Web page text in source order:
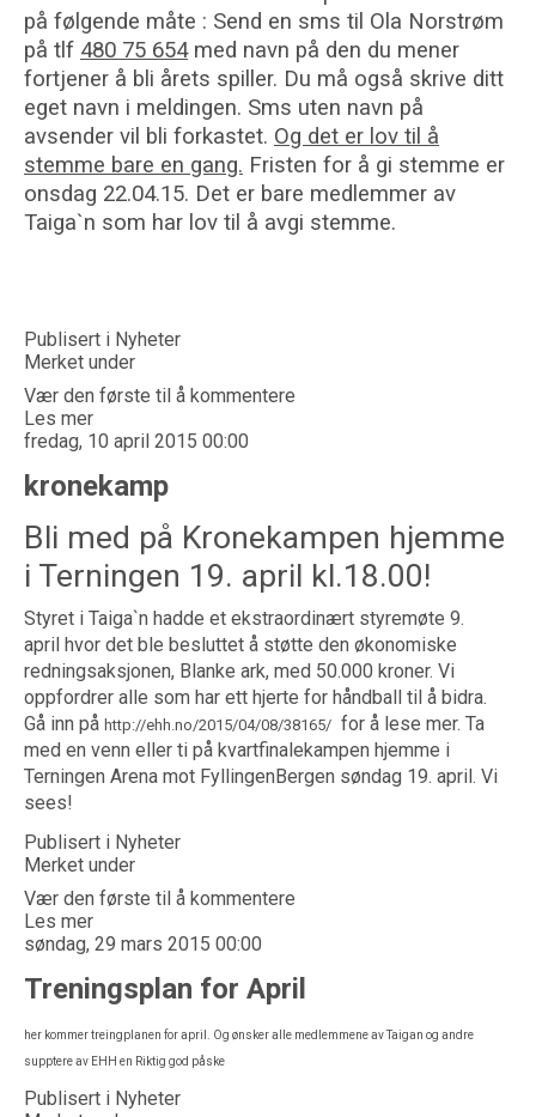
på følgende måte : Send en sms til Ola Norstrøm
på tlf 480 75 654med navn på den du mener
fortjener å bli årets spiller. Du må også skrive ditt
eget navn i meldingen. Sms uten navn på
avsender vil bli forkastet. Og det er lov til å
stemme bare en gang. Fristen for å gi stemme er
onsdag 22.04.15. Det er bare medlemmer av
Taiga`n som har lov til å avgi stemme.
Publisert i Nyheter
Merket under
Vær den første til å kommentere
Les mer
fredag, 10 april 2015 00:00
kronekamp
Bli med på Kronekampen hjemme
i Terningen 19. april kl.18.00!
Styret i Taiga`n hadde et ekstraordinært styremøte 9.
april hvor det ble besluttet å støtte den økonomiske
redningsaksjonen, Blanke ark, med 50.000 kroner. Vi
oppfordrer alle som har ett hjerte for håndball til å bidra.
Gå inn på http://ehh.no/2015/04/08/38165/ for å lese mer. Ta
med en venn eller ti på kvartfinalekampen hjemme i
Terningen Arena mot FyllingenBergen søndag 19. april. Vi
sees!
Publisert i Nyheter
Merket under
Vær den første til å kommentere
Les mer
søndag, 29 mars 2015 00:00
Treningsplan for April
her kommer treingplanen for april. Og ønsker alle medlemmene av Taigan og andre
supptere av EHH en Riktig god påske
Publisert i Nyheter